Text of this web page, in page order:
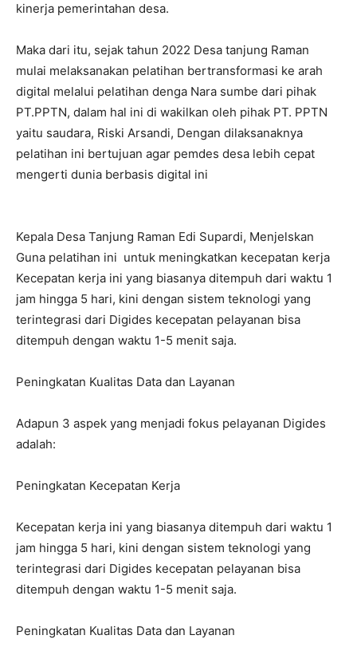
kinerja pemerintahan desa.
Maka dari itu, sejak tahun 2022 Desa tanjung Raman
mulai melaksanakan pelatihan bertransformasi ke arah
digital melalui pelatihan denga Nara sumbe dari pihak
PT.PPTN, dalam hal ini di wakilkan oleh pihak PT. PPTN
yaitu saudara, Riski Arsandi, Dengan dilaksanaknya
pelatihan ini bertujuan agar pemdes desa lebih cepat
mengerti dunia berbasis digital ini
Kepala Desa Tanjung Raman Edi Supardi, Menjelskan
Guna pelatihan ini untuk meningkatkan kecepatan kerja
Kecepatan kerja ini yang biasanya ditempuh dari waktu 1
jam hingga 5 hari, kini dengan sistem teknologi yang
terintegrasi dari Digides kecepatan pelayanan bisa
ditempuh dengan waktu 1-5 menit saja.
Peningkatan Kualitas Data dan Layanan
Adapun 3 aspek yang menjadi fokus pelayanan Digides
adalah:
Peningkatan Kecepatan Kerja
Kecepatan kerja ini yang biasanya ditempuh dari waktu 1
jam hingga 5 hari, kini dengan sistem teknologi yang
terintegrasi dari Digides kecepatan pelayanan bisa
ditempuh dengan waktu 1-5 menit saja.
Peningkatan Kualitas Data dan Layanan